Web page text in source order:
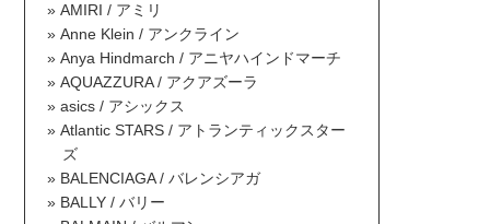
AMIRI / アミリ
Anne Klein / アンクライン
Anya Hindmarch / アニヤハインドマーチ
AQUAZZURA / アクアズーラ
asics / アシックス
Atlantic STARS / アトランティックスター
ズ
BALENCIAGA / バレンシアガ
BALLY / バリー